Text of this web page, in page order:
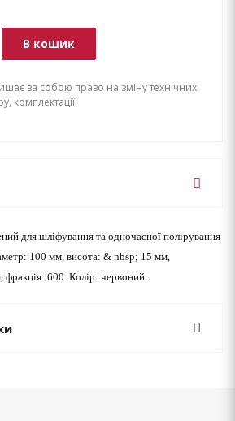
В кошик
за собою право на зміну технічних
комплектації.
для шліфування та одночасної полірування
100 мм, висота: & nbsp; 15 мм,
фракція: 600. Колір: червоний.